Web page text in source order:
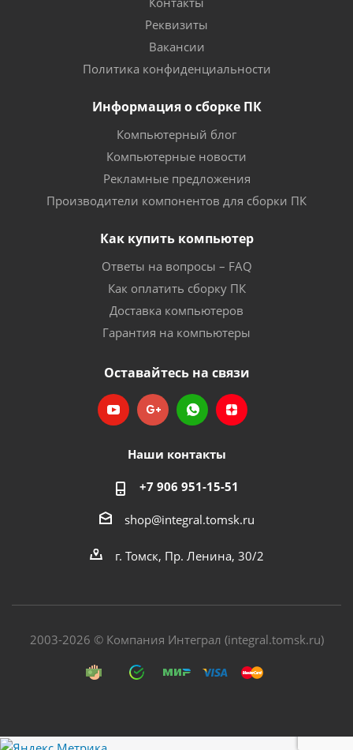
Реквизиты
Вакансии
Политика конфиденциальности
Информация о сборке ПК
Компьютерный блог
Компьютерные новости
Рекламные предложения
Производители компонентов для сборки ПК
Как купить компьютер
Ответы на вопросы – FAQ
Как оплатить сборку ПК
Доставка компьютеров
Гарантия на компьютеры
Оставайтесь на связи
Наши контакты
+7 906 951-15-51
shop@integral.tomsk.ru
г. Томск, Пр. Ленина, 30/2
2003-2026 © Компания Интеграл (integral.tomsk.ru)